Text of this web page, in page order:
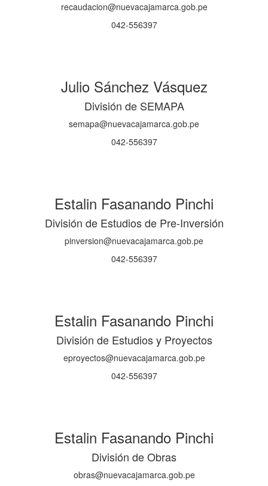
recaudacion@nuevacajamarca.gob.pe
042-556397
Julio Sánchez Vásquez
División de SEMAPA
semapa@nuevacajamarca.gob.pe
042-556397
Estalin Fasanando Pinchi
División de Estudios de Pre-Inversión
pinversion@nuevacajamarca.gob.pe
042-556397
Estalin Fasanando Pinchi
División de Estudios y Proyectos
eproyectos@nuevacajamarca.gob.pe
042-556397
Estalin Fasanando Pinchi
División de Obras
obras@nuevacajamarca.gob.pe